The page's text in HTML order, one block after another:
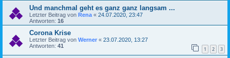
Und manchmal geht es ganz ganz langsam ...
Letzter Beitrag von Rena « 24.07.2020, 23:47
Antworten: 16
Corona Krise
Letzter Beitrag von Werner « 23.07.2020, 13:27
Antworten: 41 1 2 3